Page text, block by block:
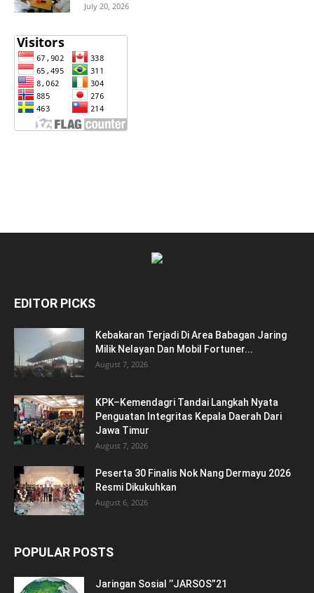
July 20, 2026
EDITOR PICKS
Kebakaran Terjadi Di Area Babagan Jaring
Milik Nelayan Dan Mobil Fortuner...
August 7, 2026
KPK–Kemendagri Tandai Langkah Nyata
Penguatan Integritas Kepala Daerah Dari
Jawa Timur
August 7, 2026
Peserta 30 Finalis Nok Nang Dermayu 2026
Resmi Dikukuhkan
August 6, 2026
POPULAR POSTS
Jaringan Sosial ’’JARSOS”21